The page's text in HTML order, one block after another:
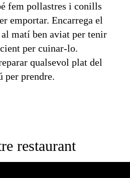
fem pollastres i conills
emportar. Encarrega el
matí ben aviat per tenir
per cuinar-lo.
qualsevol plat del
per prendre.
restaurant